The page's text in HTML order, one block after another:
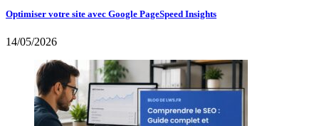
Optimiser votre site avec Google PageSpeed Insights
14/05/2026